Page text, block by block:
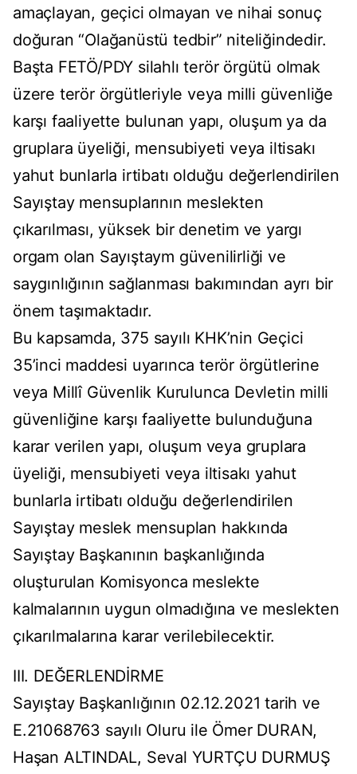
amaçlayan, geçici olmayan ve nihai sonuç
doğuran “Olağanüstü tedbir” niteliğindedir.
Başta FETÖ/PDY silahlı terör örgütü olmak
üzere terör örgütleriyle veya milli güvenliğe
karşı faaliyette bulunan yapı, oluşum ya da
gruplara üyeliği, mensubiyeti veya iltisakı
yahut bunlarla irtibatı olduğu değerlendirilen
Sayıştay mensuplarının meslekten
çıkarılması, yüksek bir denetim ve yargı
orgam olan Sayıştaym güvenilirliği ve
saygınlığının sağlanması bakımından ayrı bir
önem taşımaktadır.
Bu kapsamda, 375 sayılı KHK’nin Geçici
35’inci maddesi uyarınca terör örgütlerine
veya Millî Güvenlik Kurulunca Devletin milli
güvenliğine karşı faaliyette bulunduğuna
karar verilen yapı, oluşum veya gruplara
üyeliği, mensubiyeti veya iltisakı yahut
bunlarla irtibatı olduğu değerlendirilen
Sayıştay meslek mensuplan hakkında
Sayıştay Başkanının başkanlığında
oluşturulan Komisyonca meslekte
kalmalarının uygun olmadığına ve meslekten
çıkarılmalarına karar verilebilecektir.
III. DEĞERLENDİRME
Sayıştay Başkanlığının 02.12.2021 tarih ve
E.21068763 sayılı Oluru ile Ömer DURAN,
Haşan ALTINDAL, Seval YURTÇU DURMUŞ